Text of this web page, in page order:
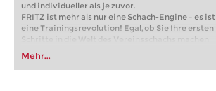
und individueller als je zuvor.
FRITZ ist mehr als nur eine Schach-Engine – es ist
eine Trainingsrevolution! Egal, ob Sie Ihre ersten
Schritte in die Welt des Vereinsschachs machen
oder bereits auf Turnierniveau spielen: Mit
FRITZ trainieren Sie effizienter, intelligenter und
individueller als je zuvor.
Mehr...